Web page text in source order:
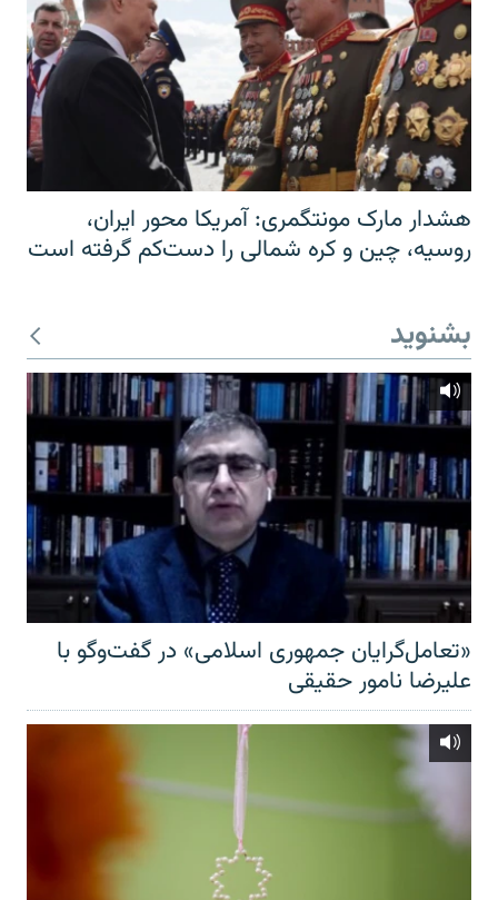
هشدار مارک مونتگمری: آمریکا محور ایران،
روسیه، چین و کره شمالی را دست‌کم گرفته است
بشنوید
«تعامل‌گرایان جمهوری اسلامی» در گفت‌وگو با
علیرضا نامور حقیقی